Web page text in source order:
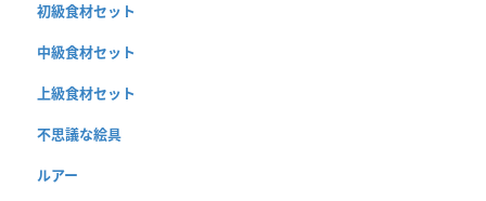
初級食材セット
中級食材セット
上級食材セット
不思議な絵具
ルアー